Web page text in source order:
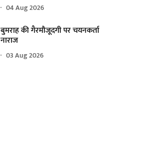
04 Aug 2026
बुमराह की गैरमौजूदगी पर चयनकर्ता
नाराज
03 Aug 2026